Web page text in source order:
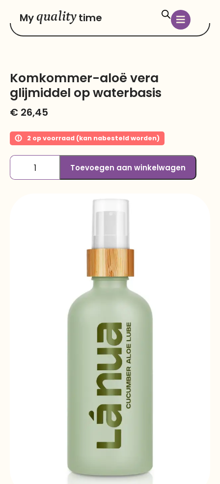
Myquality time
Komkommer-aloë vera
glijmiddel op waterbasis
€ 26,45
2 op voorraad (kan nabesteld worden)
Toevoegen aan winkelwagen